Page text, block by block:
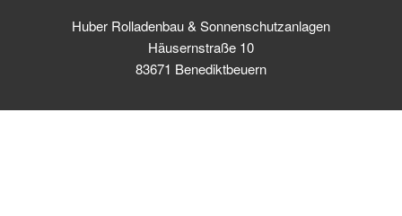
Huber Rolladenbau & Sonnenschutzanlagen
Häusernstraße 10
83671 Benediktbeuern